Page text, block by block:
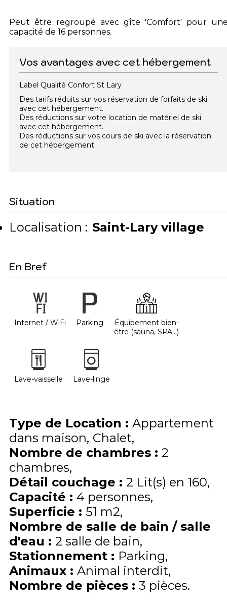
Peut être regroupé avec gîte 'Comfort' pour
capacité de 16 personnes.
Vos avantages avec cet hébergement
Label Qualité Confort St Lary
Des tarifs réduits sur vos réservation de forfaits de ski
avec cet hébergement.
Des réductions sur votre location de matériel de ski
avec cet hébergement.
Des réductions sur vos cours de ski avec la réservation
de cet hébergement.
Situation
Localisation : Saint-Lary village
En Bref
Internet / WiFi Parking
Équipement bien-
être (sauna, SPA...)
Lave-vaisselle Lave-linge
Type de Location : Appartement
dans maison Chalet
Nombre de chambres : 2
chambres
Détail couchage : 2 Lit(s) en 160
Capacité : 4 personnes
Superficie : 51 m2
Nombre de salle de bain / salle
d'eau : 2 salle de bain
Stationnement : Parking
Animaux : Animal interdit
Nombre de pièces : 3 pièces